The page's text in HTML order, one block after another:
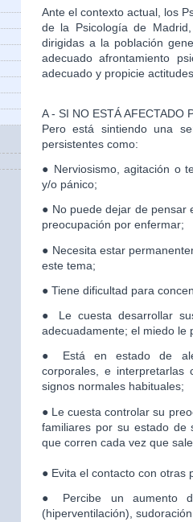
Ante el contexto actual, los
de la Psicología de
dirigidas a la población
adecuado afrontamiento
adecuado y propicie
A - SI NO ESTÁ AFECTADO
Pero está sintiendo una
persistentes como:
● Nerviosismo, agitación o
y/o pánico;
● No puede dejar de pensar
preocupación por enfermar;
● Necesita estar
este tema;
● Tiene dificultad para
● Le cuesta desarrollar
adecuadamente; el miedo le
● Está en estado de
corporales, e interpretarlas
signos normales habituales;
● Le cuesta controlar su
familiares por su estado de
que corren cada vez que
● Evita el contacto con otras
● Percibe un aumento
(hiperventilación),